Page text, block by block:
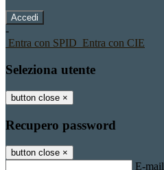
-
Entra con SPID Entra con CIE
Seleziona utente
button close ×
Recupero password
button close ×
E-mail